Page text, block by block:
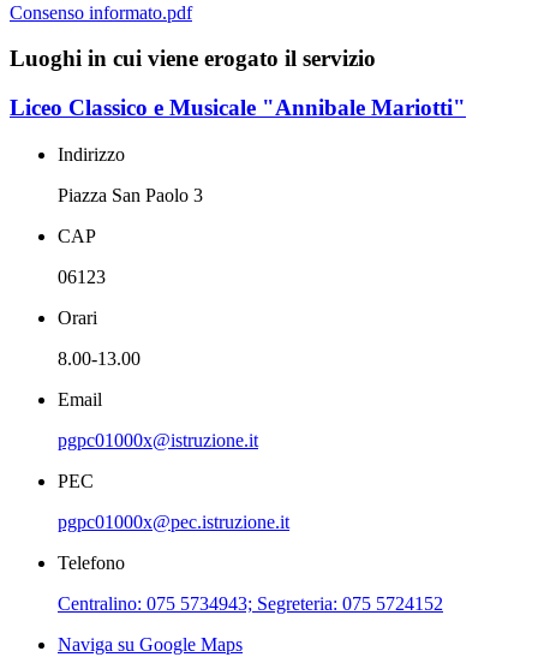
Consenso informato.pdf
Luoghi in cui viene erogato il servizio
Liceo Classico e Musicale "Annibale Mariotti"
Indirizzo
Piazza San Paolo 3
CAP
06123
Orari
8.00-13.00
Email
pgpc01000x@istruzione.it
PEC
pgpc01000x@pec.istruzione.it
Telefono
Centralino: 075 5734943; Segreteria: 075 5724152
Naviga su Google Maps